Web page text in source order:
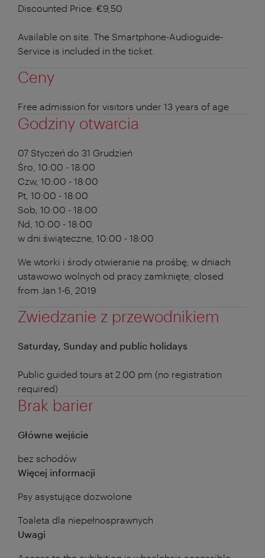
Discounted Price: €9,50
Available on site. The Smartphone-Audioguide-
Service is included in the ticket.
Ceny
Free admission for visitors under 13 years of age
Godziny otwarcia
07 Styczeń do 31 Grudzień
Śro, 10:00 - 18:00
Czw, 10:00 - 18:00
Pt, 10:00 - 18:00
Sob, 10:00 - 18:00
Nd, 10:00 - 18:00
w dni świąteczne, 10:00 - 18:00
We wtorki i środy otwieranie na prośbę; w dniach
ustawowo wolnych od pracy zamknięte; closed
from Jan 1-6, 2019
Zwiedzanie z przewodnikiem
Saturday, Sunday and public holidays
Public guided tours at 2.00 pm (no registration
required)
Brak barier
Główne wejście
bez schodów
Więcej informacji
Psy asystujące dozwolone
Toaleta dla niepełnosprawnych
Uwagi